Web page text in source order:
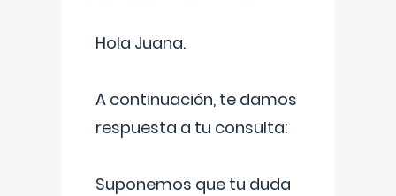
Hola Juana.
A continuación, te damos
respuesta a tu consulta:
Suponemos que tu duda